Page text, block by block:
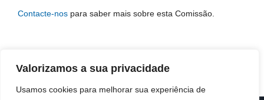
Valorizamos a sua privacidade
Usamos cookies para melhorar sua experiência de
Contacte-nospara saber mais sobre esta Comissão.